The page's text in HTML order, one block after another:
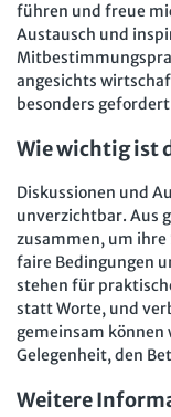
führen und freue
Austausch und
angesichts
besonders
Wie wichtig ist
Diskussionen und
unverzichtbar. Aus
zusammen, um
faire Bedingungen
stehen für
statt Worte, und
gemeinsam können
Gelegenheit, den
Weitere